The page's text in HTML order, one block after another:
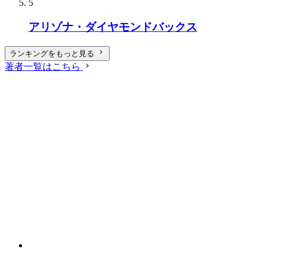
5
アリゾナ・ダイヤモンドバックス
ランキングをもっと見る
著者一覧はこちら